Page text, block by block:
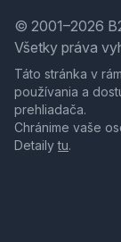
© 2001–2026
Všetky práva
Táto stránka v
používania a
prehliadača.
Chránime vaše
Detailytu.